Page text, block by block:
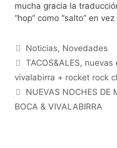
mucha gracia la
“hop” como “salto” en
Categorías
Noticias, Novedades
TACOS&ALES,
vivalabirra + rocket rock
NUEVAS NOCHES DE
BOCA & VIVALABIRRA